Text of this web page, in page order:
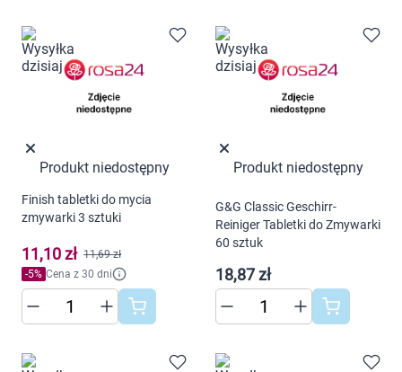
Produkt niedostępny
Finish tabletki do mycia
zmywarki 3 sztuki
11,10 zł 11,69 zł
-5% Cena z 30 dni
Produkt niedostępny
G&G Classic Geschirr-
Reiniger Tabletki do Zmywarki
60 sztuk
18,87 zł